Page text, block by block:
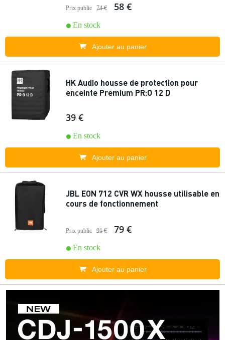
Prix public 74 € 58 €
En stock
Ajouter au panier
HK Audio housse de protection pour
enceinte Premium PR:O 12 D
39 €
En stock
Ajouter au panier
JBL EON 712 CVR WX housse utilisable en
cours de fonctionnement
Prix public 91 € 79 €
En stock
Ajouter au panier